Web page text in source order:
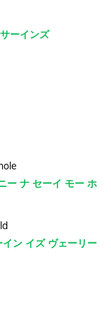
ーインズ
ー ナ セーイ モー ホ
ン イズ ヴェーリー